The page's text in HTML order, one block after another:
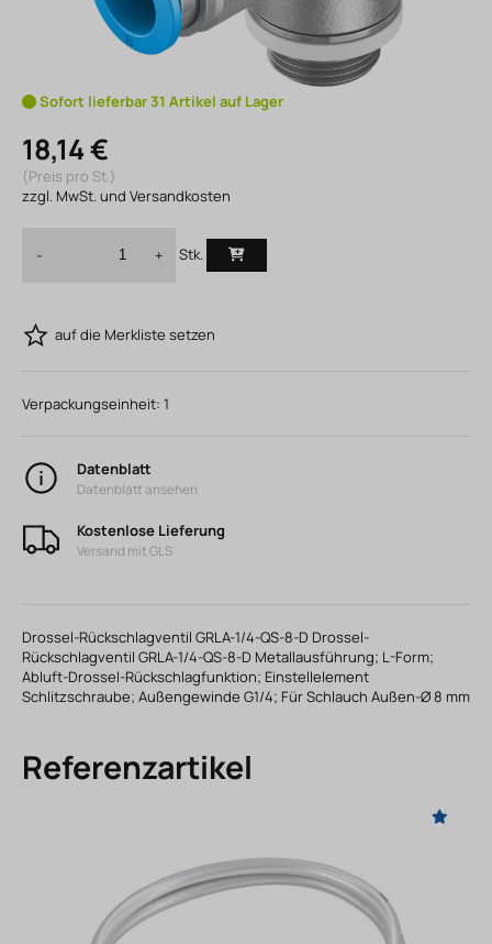
Sofort lieferbar 31 Artikel auf Lager
18,14 €
(Preis pro St.)
zzgl. MwSt. und Versandkosten
- + Stk.
auf die Merkliste setzen
Verpackungseinheit: 1
Datenblatt
Datenblatt ansehen
Kostenlose Lieferung
Versand mit GLS
Drossel-Rückschlagventil GRLA-1/4-QS-8-D Drossel-
Rückschlagventil GRLA-1/4-QS-8-D Metallausführung; L-Form;
Abluft-Drossel-Rückschlagfunktion; Einstellelement
Schlitzschraube; Außengewinde G1/4; Für Schlauch Außen-Ø 8 mm
Referenzartikel